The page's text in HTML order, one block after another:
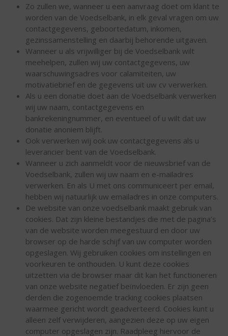
Zo zullen we, wanneer u een aanvraag doet om klant te
worden van de Voedselbank, in elk geval vragen om uw
contactgegevens, geboortedatum, inkomen,
gezinssamenstelling en daarbij behorende uitgaven.
Wanneer u als vrijwilliger bij de Voedselbank wilt
meehelpen, zullen wij uw contactgegevens, uw
waarschuwingsadres voor calamiteiten, uw
motivatiebrief en de gegevens uit uw cv verwerken.
Als u een donatie doet aan de Voedselbank verwerken
wij uw naam, contactgegevens en
bankrekeningnummer, en eventueel of u wilt dat uw
donatie anoniem blijft.
Ook verwerken wij ook uw contactgegevens als u
leverancier bent van de Voedselbank.
Wanneer u zich aanmeldt voor de nieuwsbrief van de
Voedselbank, zullen wij uw naam en e-mailadres
verwerken. En als U met ons communiceert per email,
hebben wij natuurlijk uw emailadres in onze computers.
De website van onze voedselbank maakt gebruik van
cookies. Dat zijn kleine bestandjes die met de pagina’s
van de website worden meegestuurd en door uw
browser op de harde schijf van uw computer worden
opgeslagen. Wij gebruiken cookies om instellingen en
voorkeuren te onthouden. U kunt deze cookies
uitzetten via de browser maar dit kan het functioneren
van onze website negatief beïnvloeden. Er zijn geen
derden die zogenoemde tracking cookies plaatsen
waarmee gericht wordt geadverteerd. Cookies kunt u
alleen zelf verwijderen, aangezien deze op uw eigen
computer opgeslagen zijn. Raadpleeg hiervoor de